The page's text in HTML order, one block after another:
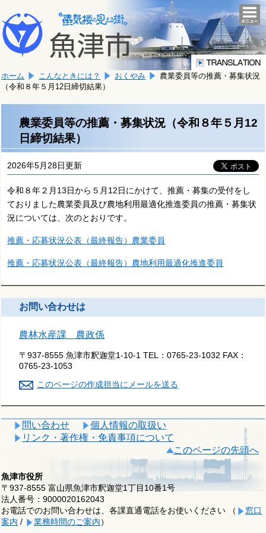
文
へ
移
ま
す。
こ
か
文
で
す。
ホーム こんなときには？ おくやみ
農業委員等の推薦・募集状況
（令和８年５月12日締切結果）
農業委員等の推薦・募集状況（令和８年５月12
日締切結果）
2026年5月28日更新
令和８年２月13日から５月12日にかけて、推薦・募集の受付をし
ておりました農業委員及び農地利用最適化推進委員の推薦・募集状
況については、次のとおりです。
推薦・応募状況公表（最終報告）農業委員
推薦・応募状況公表（最終報告）農地利用最適化推進委員
お問い合わせは
農林水産課 農政係
〒937-8555 魚津市釈迦堂1-10-1 TEL：0765-23-1032 FAX：
0765-23-1053
このページの作成担当にメールを送る
問い合わせ
個人情報の取扱い
リンク・著作権・免責事項について
このページの先頭へ
魚津市役所
〒937-8555 富山県魚津市釈迦堂1丁目10番1号
法人番号：9000020162043
お電話でのお問い合わせは、各課直通電話をお使いください （
窓口
案内 / 業務時間のご案内）